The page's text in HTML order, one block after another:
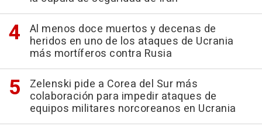
Al menos doce muertos y decenas de
heridos en uno de los ataques de Ucrania
más mortíferos contra Rusia
Zelenski pide a Corea del Sur más
colaboración para impedir ataques de
equipos militares norcoreanos en Ucrania